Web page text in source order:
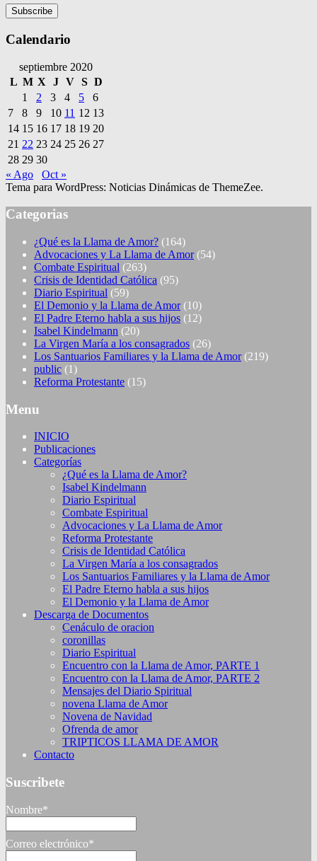
Calendario
septiembre 2020
L M X J V S D
1
2 3 4 5
6
7
8 9 10 11 12 13
14 15 16 17 18 19 20
21 22 23 24 25 26 27
28 29 30
« Ago
Oct »
Tema para WordPress: Noticias Dinámicas de ThemeZee.
Categorias
¿Qué es la Llama de Amor? (164)
Advocaciones y La Llama de Amor(54)
Combate Espiritual (263)
Crisis de Identidad Católica (95)
Diario Espiritual (59)
El Demonio y la Llama de Amor(10)
El Padre Eterno habla a sus hijos (12)
Isabel Kindelmann (20)
La Virgen María a los consagrados (26)
Los Santuarios Familiares y la Llama de Amor(219)
public (1)
Reforma Protestante (15)
Menu
INICIO
Publicaciones
Categorías
¿Qué es la Llama de Amor?
Isabel Kindelmann
Diario Espiritual
Combate Espiritual
Advocaciones y La Llama de Amor
Reforma Protestante
Crisis de Identidad Católica
La Virgen María a los consagrados
Los Santuarios Familiares y la Llama de Amor
El Padre Eterno habla a sus hijos
El Demonio y la Llama de Amor
Descarga de Documentos
Cenáculo de oracion
coronillas
Diario Espiritual
Encuentro con la Llama de Amor, PARTE 1
Encuentro con la Llama de Amor, PARTE 2
Mensajes del Diario Spiritual
novena Llama de Amor
Novena de Navidad
Ofrenda de amor
TRIPTICOS LLAMA DE AMOR
Contacto
Suscribete
Nombre*
Correo electrónico*